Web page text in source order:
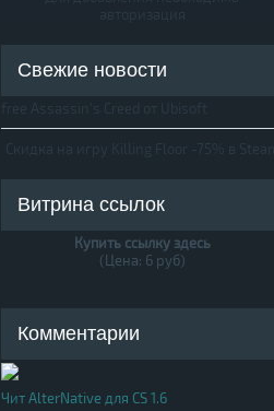
Свежие новости
Витрина ссылок
Купить ссылку здесь
(Цена: 6 руб)
Комментарии
Чит AlterNative для CS 1.6